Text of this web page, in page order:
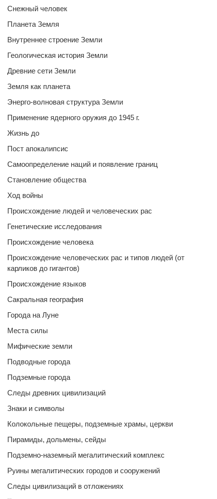
Снежный человек
Планета Земля
Внутреннее строение Земли
Геологическая история Земли
Древние сети Земли
Земля как планета
Энерго-волновая структура Земли
Применение ядерного оружия до 1945 г.
Жизнь до
Пост апокалипсис
Самоопределение наций и появление границ
Становление общества
Ход войны
Происхождение людей и человеческих рас
Генетические исследования
Происхождение человека
Происхождение человеческих рас и типов людей (от
карликов до гигантов)
Происхождение языков
Сакральная география
Города на Луне
Места силы
Мифические земли
Подводные города
Подземные города
Следы древних цивилизаций
Знаки и символы
Колокольные пещеры, подземные храмы, церкви
Пирамиды, дольмены, сейды
Подземно-наземный мегалитический комплекс
Руины мегалитических городов и сооружений
Следы цивилизаций в отложениях